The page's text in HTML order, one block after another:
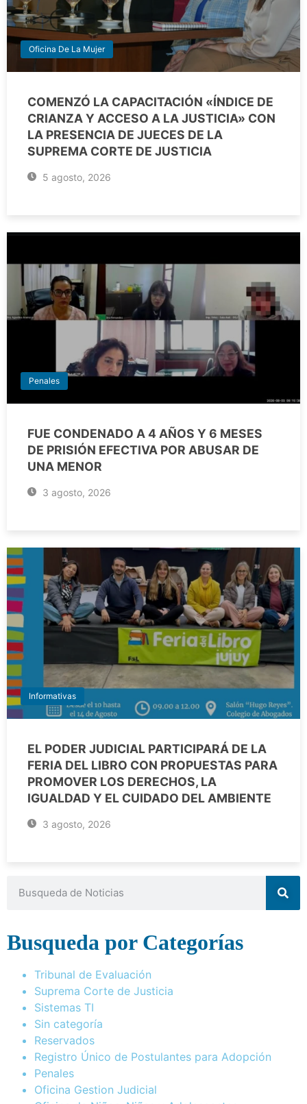
Oficina De La Mujer
COMENZÓ LA CAPACITACIÓN «ÍNDICE DE
CRIANZA Y ACCESO A LA JUSTICIA» CON
LA PRESENCIA DE JUECES DE LA
SUPREMA CORTE DE JUSTICIA
5 agosto, 2026
Penales
FUE CONDENADO A 4 AÑOS Y 6 MESES
DE PRISIÓN EFECTIVA POR ABUSAR DE
UNA MENOR
3 agosto, 2026
Informativas
EL PODER JUDICIAL PARTICIPARÁ DE LA
FERIA DEL LIBRO CON PROPUESTAS PARA
PROMOVER LOS DERECHOS, LA
IGUALDAD Y EL CUIDADO DEL AMBIENTE
3 agosto, 2026
Busqueda por Categorías
Tribunal de Evaluación
Suprema Corte de Justicia
Sistemas TI
Sin categoría
Reservados
Registro Único de Postulantes para Adopción
Penales
Oficina Gestion Judicial